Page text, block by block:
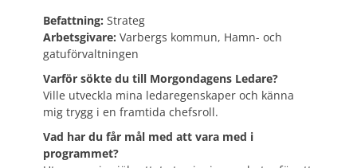
Befattning: Strateg
Arbetsgivare: Varbergs kommun, Hamn- och
gatuförvaltningen
Varför sökte du till Morgondagens Ledare?
Ville utveckla mina ledaregenskaper och känna
mig trygg i en framtida chefsroll.
Vad har du får mål med att vara med i
programmet?